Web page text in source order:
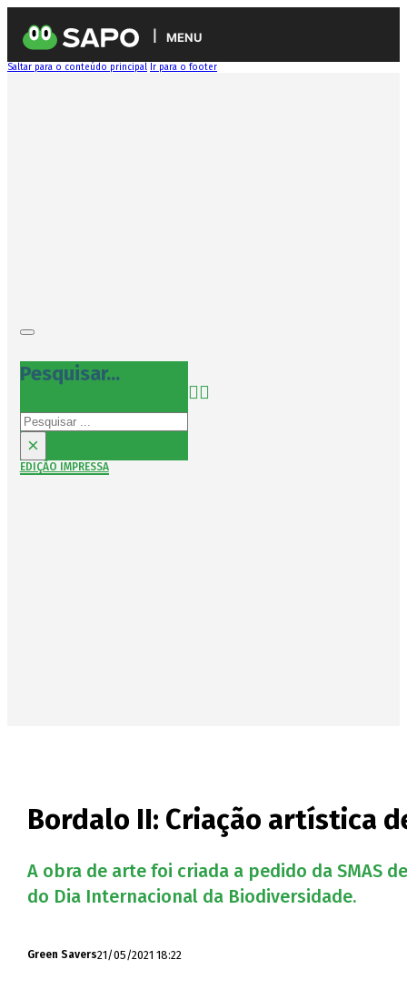
MENU
Saltar para o conteúdo principal Ir para o footer
Pesquisar...
Pesquisar
×
EDIÇÃO IMPRESSA
Bordalo II: Criação artística
A obra de arte foi criada a pedido da SMAS
do Dia Internacional da Biodiversidade.
Green Savers21/05/2021 18:22